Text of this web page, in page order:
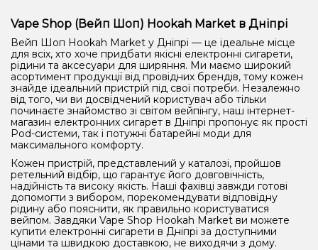
Vape Shop (Вейп Шоп) Hookah Market в Дніпрі
Вейп Шоп Hookah Market у Дніпрі — це ідеальне місце
для всіх, хто хоче придбати якісні електронні сигарети,
рідини та аксесуари для ширяння. Ми маємо широкий
асортимент продукції від провідних брендів, тому кожен
знайде ідеальний пристрій під свої потреби. Незалежно
від того, чи ви досвідчений користувач або тільки
починаєте знайомство зі світом вейпінгу, наш інтернет-
магазин електронних сигарет в Дніпрі пропонує як прості
Pod-системи, так і потужні батарейні моди для
максимального комфорту.
Кожен пристрій, представлений у каталозі, пройшов
ретельний відбір, що гарантує його довговічність,
надійність та високу якість. Наші фахівці завжди готові
допомогти з вибором, порекомендувати відповідну
рідину або пояснити, як правильно користуватися
вейпом. Завдяки Vape Shop Hookah Market ви можете
купити електронні сигарети в Дніпрі за доступними
цінами та швидкою доставкою, не виходячи з дому.